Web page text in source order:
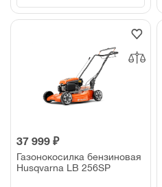
37 999 ₽
Газонокосилка бензиновая
Husqvarna LB 256SP